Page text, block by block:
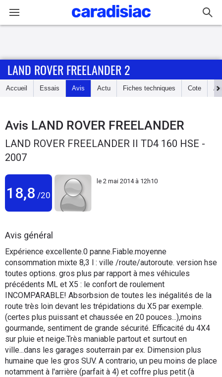
Accueil
Essais
Guide
d'achat
Utilitaires
Flottes
Services
Forum
Moto
Marques
LAND ROVER FREELANDER 2
Accueil Essais Avis Actu Fiches techniques Cote
Avis LAND ROVER FREELANDER
LAND ROVER FREELANDER II TD4 160 HSE -
2007
18,8 /20
le 2 mai 2014 à 12h10
Avis général
Expérience excellente.0 panne.Fiable.moyenne
consommation mixte 8,3 l : ville /route/autoroute. version hse
toutes options. gros plus par rapport à mes véhicules
précédents ML et X5 : le confort de roulement
INCOMPARABLE! Absorbsion de toutes les inégalités de la
route très loin devant les trépidations du X5 par exemple.
(certes plus puissant et chaussée en 20 pouces...),moins
gourmande, sentiment de grande sécurité. Efficacité du 4X4
sur pluie et neige.Très maniable partout et surtout en
ville...dans les garages souterrain par ex. Dimension plus
humaine que les gros SUV. A contrario, un peu moins de place
notamment à l'arrière (parfait à 4) et coffre plus petit (à